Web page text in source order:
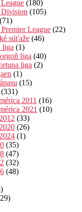
(180)
Division (105)
(71)
League (22)
súťaže (46)
liga (1)
liga (40)
liga (2)
(1)
(15)
(331)
2011 (16)
2021 (10)
(33)
(26)
(1)
(35)
(47)
(32)
(48)